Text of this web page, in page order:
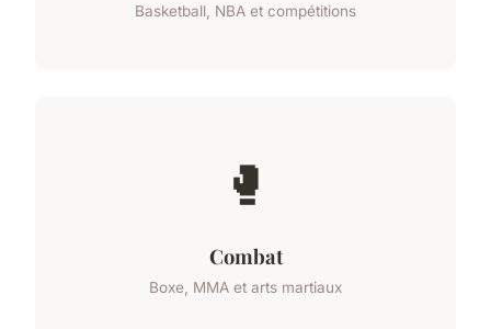
Basketball, NBA et compétitions
🥊
Combat
Boxe, MMA et arts martiaux